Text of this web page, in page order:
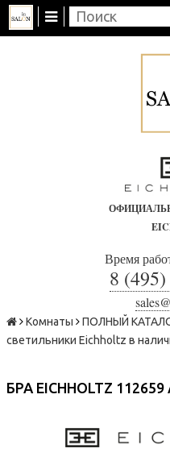
Время
8
Комнаты ПОЛНЫЙ
светильники Eichholtz в
БРА EICHHOLTZ 112659